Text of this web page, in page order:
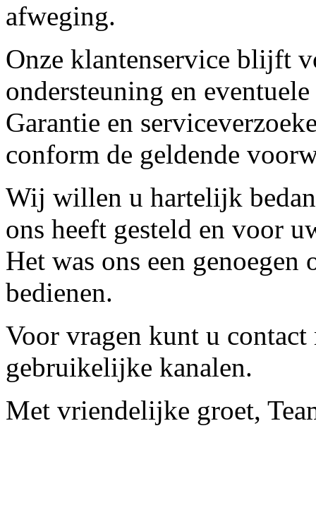
afweging.
Onze klantenservice blijft
ondersteuning en
Garantie en
conform de geldende
Wij willen u hartelijk
ons heeft gesteld en voor
Het was ons een
bedienen.
Voor vragen kunt u contact
gebruikelijke kanalen.
Met vriendelijke groet,